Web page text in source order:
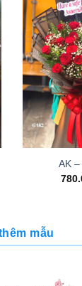
AK
mẫu